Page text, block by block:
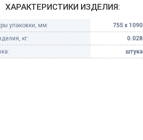
Небесные фонарики
ХАРАКТЕРИСТИКИ ИЗДЕЛИЯ:
упаковки, мм:
755 х 1090
кг:
0.028
штука